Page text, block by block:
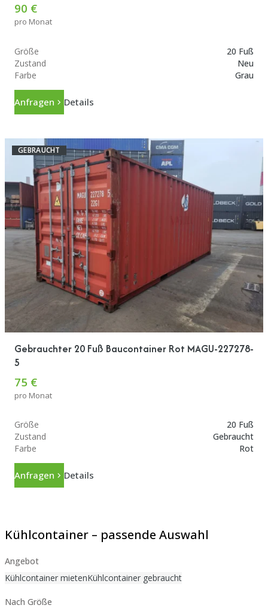
90 €
pro Monat
Größe
20 Fuß
Zustand
Neu
Farbe
Grau
Anfragen Details
GEBRAUCHT
Gebrauchter 20 Fuß Baucontainer Rot MAGU-227278-
5
75 €
pro Monat
Größe
20 Fuß
Zustand
Gebraucht
Farbe
Rot
Anfragen Details
Kühlcontainer – passende Auswahl
Angebot
Kühlcontainer mietenKühlcontainer gebraucht
Nach Größe